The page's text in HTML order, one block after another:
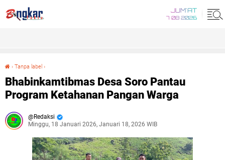
JUM'AT
7 08 2026
› Tanpa label ›
Bhabinkamtibmas Desa Soro Pantau
Program Ketahanan Pangan Warga
Redaksi
Minggu, 18 Januari 2026, Januari 18, 2026 WIB